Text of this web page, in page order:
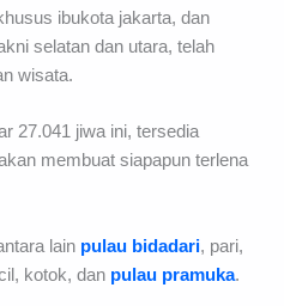
ibukota jakarta, dan
selatan dan utara, telah
wisata.
27.041 jiwa ini, tersedia
membuat siapapun terlena
lain pulau bidadari, pari,
kotok, dan pulau pramuka.